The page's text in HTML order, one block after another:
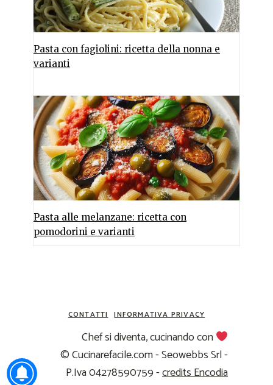
Pasta con fagiolini: ricetta della nonna e
varianti
Pasta alle melanzane: ricetta con
pomodorini e varianti
CONTATTI INFORMATIVA PRIVACY
Chef si diventa, cucinando con
© Cucinarefacile.com - Seowebbs Srl -
P.Iva 04278590759 -credits Encodia